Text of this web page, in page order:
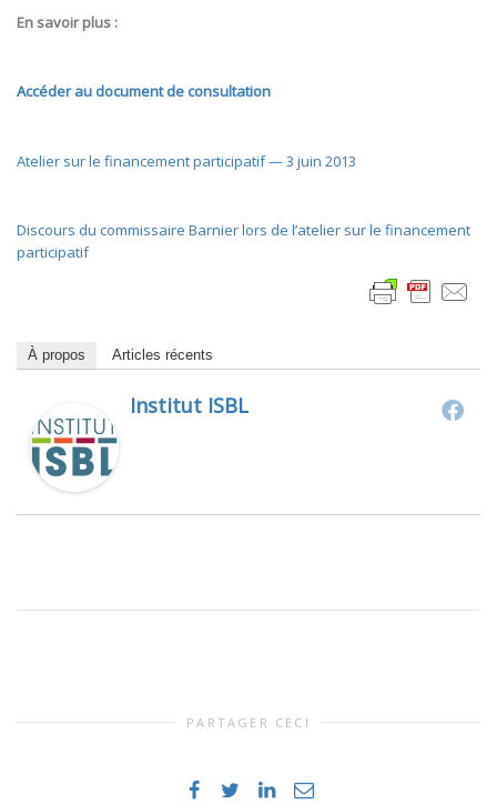
En savoir plus :
Accéder au document de consultation
Atelier sur le financement participatif — 3 juin 2013
Discours du commissaire Barnier lors de l’atelier sur le financement
participatif
À propos Articles récents
Institut ISBL
PARTAGER CECI